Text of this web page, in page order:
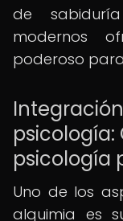
de
modernos
poderoso
psicología:
psicología
Uno de los
alquimia es